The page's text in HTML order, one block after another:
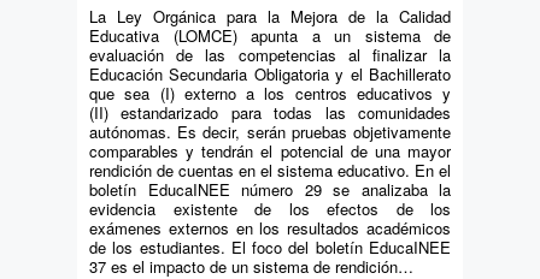
La Ley Orgánica para la Mejora de la Calidad
Educativa (LOMCE) apunta a un sistema de
evaluación de las competencias al finalizar la
Educación Secundaria Obligatoria y el Bachillerato
que sea (I) externo a los centros educativos y
(II) estandarizado para todas las comunidades
autónomas. Es decir, serán pruebas objetivamente
comparables y tendrán el potencial de una mayor
rendición de cuentas en el sistema educativo. En el
boletín EducaINEE número 29 se analizaba la
evidencia existente de los efectos de los
exámenes externos en los resultados académicos
de los estudiantes. El foco del boletín EducaINEE
37 es el impacto de un sistema de rendición…